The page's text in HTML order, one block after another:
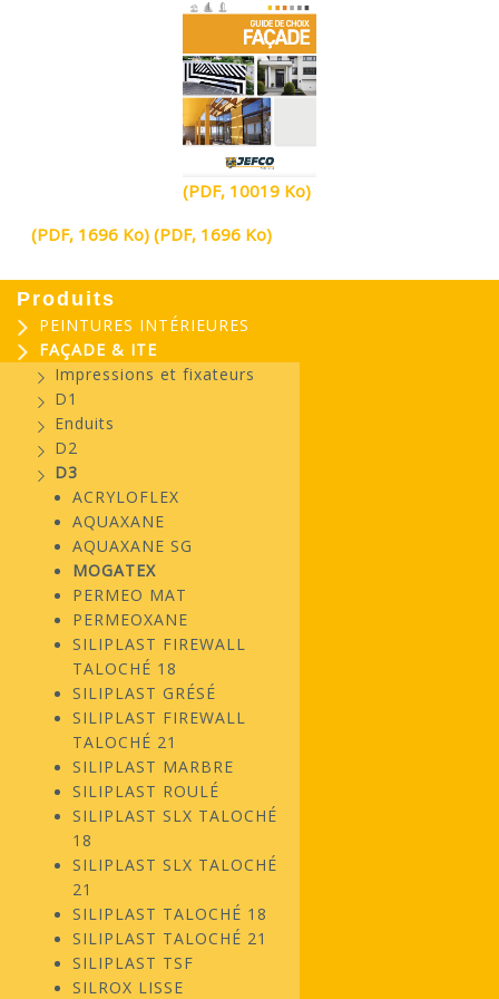
(PDF, 10019 Ko)
(PDF, 1696 Ko) (PDF, 1696 Ko)
Produits
PEINTURES INTÉRIEURES
FAÇADE & ITE
Impressions et fixateurs
D1
Enduits
D2
D3
ACRYLOFLEX
AQUAXANE
AQUAXANE SG
MOGATEX
PERMEO MAT
PERMEOXANE
SILIPLAST FIREWALL
TALOCHÉ 18
SILIPLAST GRÉSÉ
SILIPLAST FIREWALL
TALOCHÉ 21
SILIPLAST MARBRE
SILIPLAST ROULÉ
SILIPLAST SLX TALOCHÉ
18
SILIPLAST SLX TALOCHÉ
21
SILIPLAST TALOCHÉ 18
SILIPLAST TALOCHÉ 21
SILIPLAST TSF
SILROX LISSE